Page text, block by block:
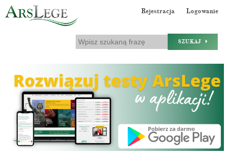
Rejestracja Logowanie
SZUKAJ